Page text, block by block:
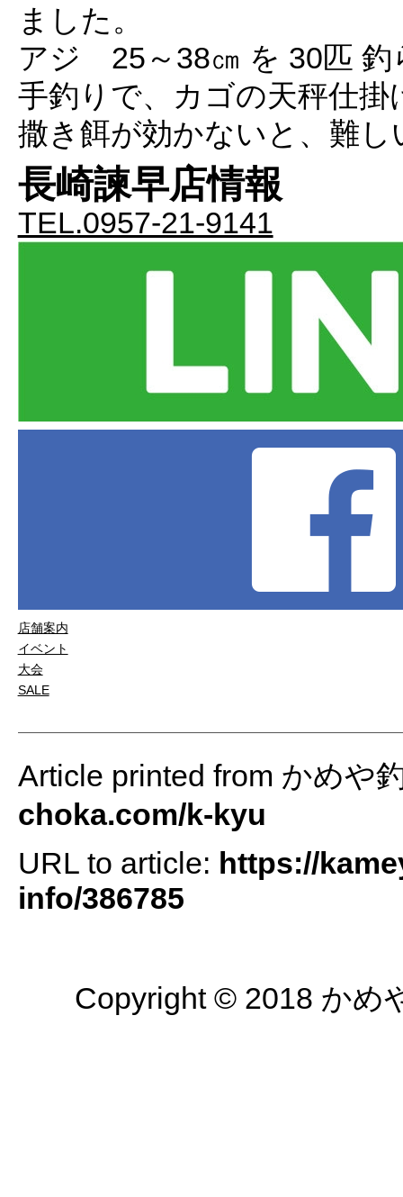
ました。
アジ 25～38㎝ を 30匹 釣
手釣りで、カゴの天秤仕
撒き餌が効かないと、難し
長崎諫早店情報
TEL.0957-21-9141
店舗案内
イベント
大会
SALE
Article printed from かめや
choka.com/k-kyu
URL to article: https://
info/386785
Copyright © 2018 かめ